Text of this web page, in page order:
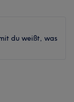
du weißt, was